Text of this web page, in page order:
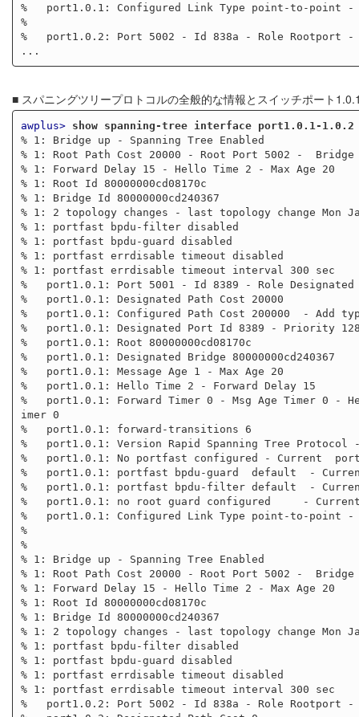
%   port1.0.1: Configured Link Type point-to-point
%
%   port1.0.2: Port 5002 - Id 838a - Role Rootport -
■ スパニングツリープロトコルの全般的な情報とスイッチポート
awplus> show spanning-tree interface port1.0.1-1.0.2
% 1: Bridge up - Spanning Tree Enabled
% 1: Root Path Cost 20000 - Root Port 5002 -
% 1: Forward Delay 15 - Hello Time 2 - Max Age 20
% 1: Root Id 80000000cd08170c
% 1: Bridge Id 80000000cd240367
% 1: 2 topology changes - last topology change Mon
% 1: portfast bpdu-filter disabled
% 1: portfast bpdu-guard disabled
% 1: portfast errdisable timeout disabled
% 1: portfast errdisable timeout interval 300 sec
%   port1.0.1: Port 5001 - Id 8389 - Role Designated
%   port1.0.1: Designated Path Cost 20000
%   port1.0.1: Configured Path Cost 200000  - Add
%   port1.0.1: Designated Port Id 8389 - Priority
%   port1.0.1: Root 80000000cd08170c
%   port1.0.1: Designated Bridge 80000000cd240367
%   port1.0.1: Message Age 1 - Max Age 20
%   port1.0.1: Hello Time 2 - Forward Delay 15
%   port1.0.1: Forward Timer 0 - Msg Age Timer 0 -
imer 0
%   port1.0.1: forward-transitions 6
%   port1.0.1: Version Rapid Spanning Tree Protocol -
%   port1.0.1: No portfast configured - Current
%   port1.0.1: portfast bpdu-guard  default  -
%   port1.0.1: portfast bpdu-filter default  -
%   port1.0.1: no root guard configured     -
%   port1.0.1: Configured Link Type point-to-point
%
%
% 1: Bridge up - Spanning Tree Enabled
% 1: Root Path Cost 20000 - Root Port 5002 -
% 1: Forward Delay 15 - Hello Time 2 - Max Age 20
% 1: Root Id 80000000cd08170c
% 1: Bridge Id 80000000cd240367
% 1: 2 topology changes - last topology change Mon
% 1: portfast bpdu-filter disabled
% 1: portfast bpdu-guard disabled
% 1: portfast errdisable timeout disabled
% 1: portfast errdisable timeout interval 300 sec
%   port1.0.2: Port 5002 - Id 838a - Role Rootport -